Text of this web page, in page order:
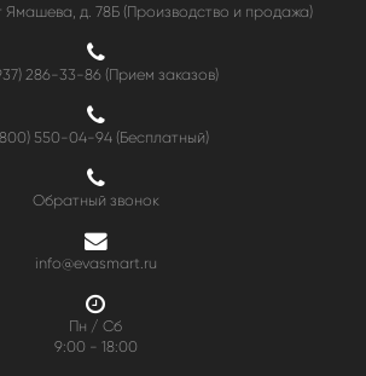
Ямашева, д. 78Б (Производство и продажа)
286-33-86 (Прием заказов)
550-04-94(Бесплатный)
Обратный звонок
info@evasmart.ru
Пн / Сб
9:00 - 18:00